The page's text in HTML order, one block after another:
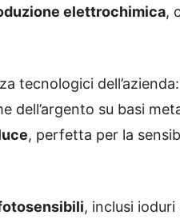
elettrochimica,
tecnologici
dell’argento su basi
, perfetta per la
, inclusi